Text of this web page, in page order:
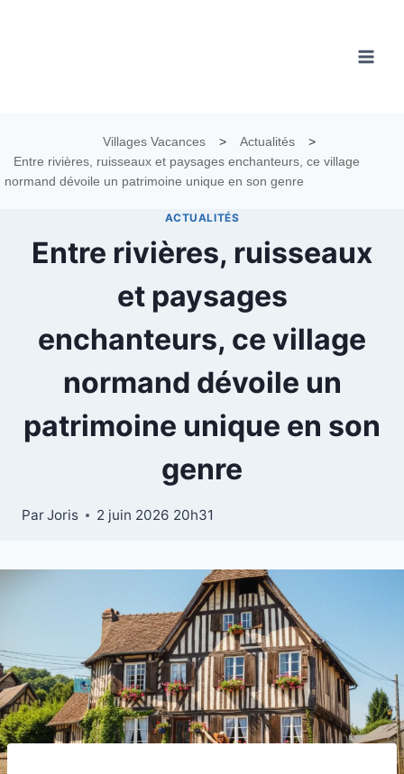
Villages Vacances > Actualités
>
Entre rivières, ruisseaux et paysages enchanteurs, ce village
normand dévoile un patrimoine unique en son genre
ACTUALITÉS
Entre rivières, ruisseaux
et paysages
enchanteurs, ce village
normand dévoile un
patrimoine unique en son
genre
ParJoris 2 juin 2026 20h31